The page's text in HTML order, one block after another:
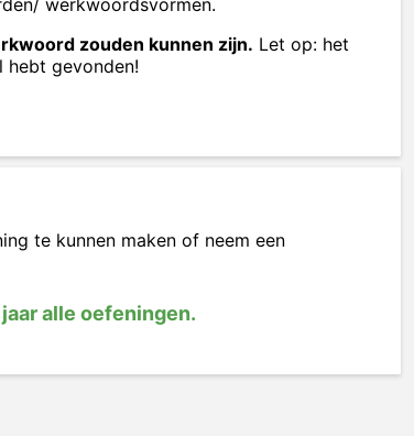
werkwoordsvormen.
zouden kunnen zijn. Let op: het
hebt gevonden!
te kunnen maken of neem een
alle oefeningen.